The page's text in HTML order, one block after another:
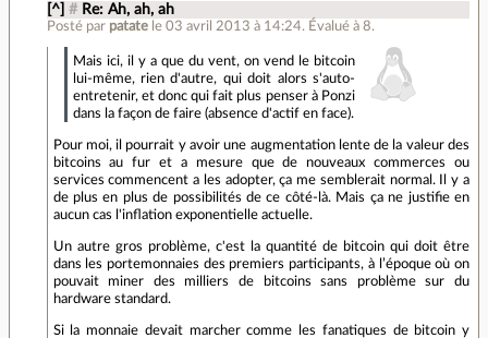
[^] # Re: Ah, ah, ah
Posté par patate le 03 avril 2013 à 14:24. Évalué à 8.
Mais ici, il y a que du vent, on vend le bitcoin
lui-même, rien d'autre, qui doit alors s'auto-
entretenir, et donc qui fait plus penser à Ponzi
dans la façon de faire (absence d'actif en face).
Pour moi, il pourrait y avoir une augmentation lente de la valeur des
bitcoins au fur et a mesure que de nouveaux commerces ou
services commencent a les adopter, ça me semblerait normal. Il y a
de plus en plus de possibilités de ce côté-là. Mais ça ne justifie en
aucun cas l'inflation exponentielle actuelle.
Un autre gros problème, c'est la quantité de bitcoin qui doit être
dans les portemonnaies des premiers participants, à l’époque où on
pouvait miner des milliers de bitcoins sans problème sur du
hardware standard.
Si la monnaie devait marcher comme les fanatiques de bitcoin y